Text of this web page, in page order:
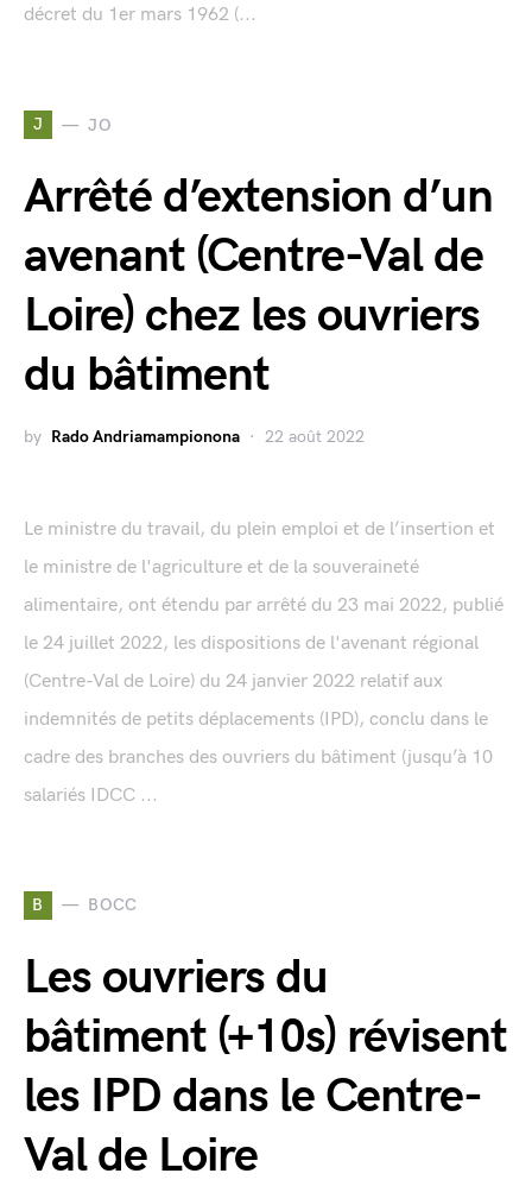
décret du 1er mars 1962 (...
J JO
Arrêté d’extension d’un
avenant (Centre-Val de
Loire) chez les ouvriers
du bâtiment
by Rado Andriamampionona 22 août 2022
Le ministre du travail, du plein emploi et de l’insertion et
le ministre de l'agriculture et de la souveraineté
alimentaire, ont étendu par arrêté du 23 mai 2022, publié
le 24 juillet 2022, les dispositions de l'avenant régional
(Centre-Val de Loire) du 24 janvier 2022 relatif aux
indemnités de petits déplacements (IPD), conclu dans le
cadre des branches des ouvriers du bâtiment (jusqu’à 10
salariés IDCC ...
B BOCC
Les ouvriers du
bâtiment (+10s) révisent
les IPD dans le Centre-
Val de Loire